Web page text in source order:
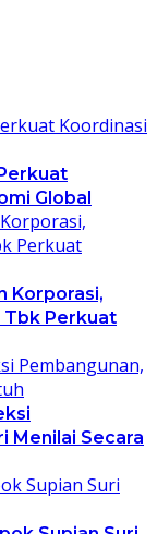
Global
Korporasi,
Tbk Perkuat
Menilai Secara